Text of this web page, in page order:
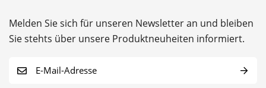
Melden Sie sich für unseren Newsletter an und bleiben
Sie stehts über unsere Produktneuheiten informiert.